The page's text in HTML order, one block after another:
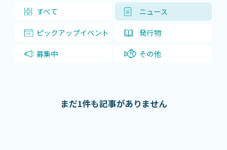
営業・イベントスケジュール
入館チケット
交通アクセス
名古屋港水族館ってこんなところ
すべて ニュース
ピックアップイベント 発行物
募集中 その他
まだ1件も記事がありません